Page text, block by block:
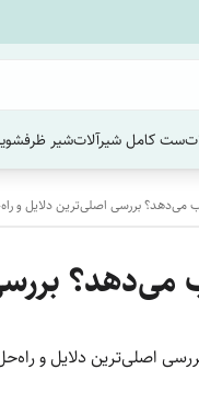
ست کامل شیرآلاتشیر
می‌دهد؟ بررسی اصلی‌ترین دلایل و
می‌دهد؟
اصلی‌ترین دلایل و